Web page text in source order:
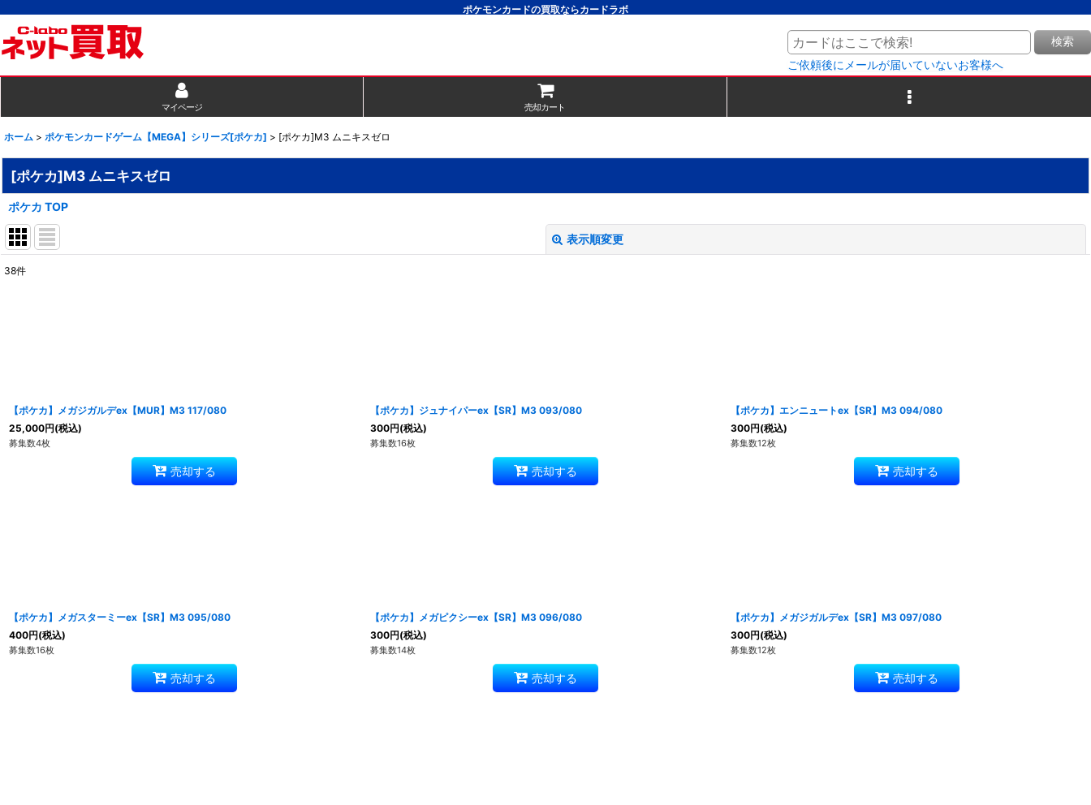
ポケモンカードの買取ならカードラボ
検索
ご依頼後にメールが届いていないお客様へ
マイページ 売却カート
ホーム > ポケモンカードゲーム【MEGA】シリーズ[ポケカ] > [ポケカ]M3 ムニキスゼロ
[ポケカ]M3 ムニキスゼロ
ポケカ TOP
表示順変更
38件
【ポケカ】メガジガルデex【MUR】M3 117/080
25,000円(税込)
募集数4枚
売却する
【ポケカ】ジュナイパーex【SR】M3 093/080
300円(税込)
募集数16枚
売却する
【ポケカ】エンニュートex【SR】M3 094/080
300円(税込)
募集数12枚
売却する
【ポケカ】メガスターミーex【SR】M3 095/080
400円(税込)
募集数16枚
売却する
【ポケカ】メガピクシーex【SR】M3 096/080
300円(税込)
募集数14枚
売却する
【ポケカ】メガジガルデex【SR】M3 097/080
300円(税込)
募集数12枚
売却する